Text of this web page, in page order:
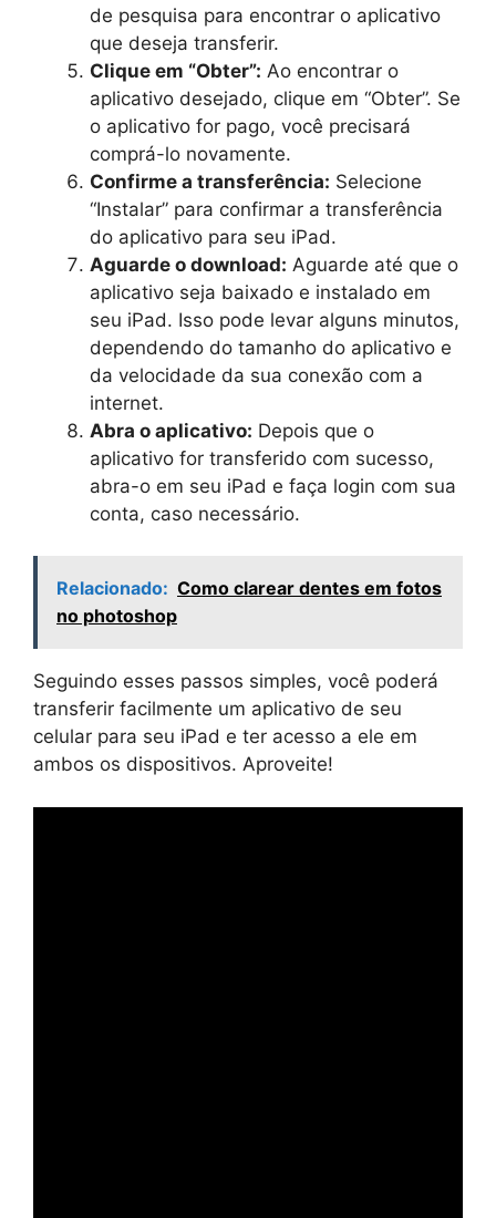
de pesquisa para encontrar o aplicativo
que deseja transferir.
Clique em “Obter”: Ao encontrar o
aplicativo desejado, clique em “Obter”. Se
o aplicativo for pago, você precisará
comprá-lo novamente.
Confirme a transferência: Selecione
“Instalar” para confirmar a transferência
do aplicativo para seu iPad.
Aguarde o download: Aguarde até que o
aplicativo seja baixado e instalado em
seu iPad. Isso pode levar alguns minutos,
dependendo do tamanho do aplicativo e
da velocidade da sua conexão com a
internet.
Abra o aplicativo: Depois que o
aplicativo for transferido com sucesso,
abra-o em seu iPad e faça login com sua
conta, caso necessário.
Relacionado: Como clarear dentes em fotos
no photoshop
Seguindo esses passos simples, você poderá
transferir facilmente um aplicativo de seu
celular para seu iPad e ter acesso a ele em
ambos os dispositivos. Aproveite!